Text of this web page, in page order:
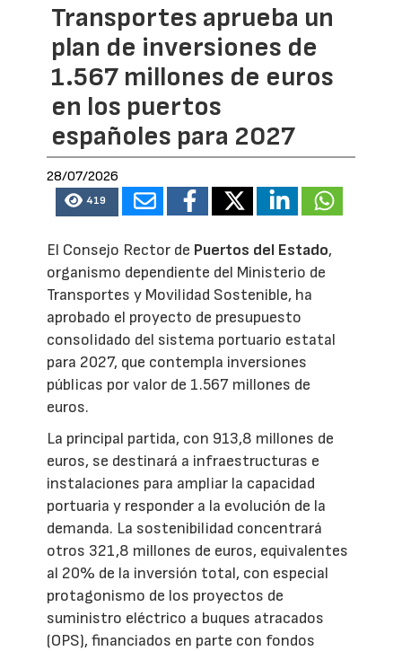
Transportes aprueba un
plan de inversiones de
1.567 millones de euros
en los puertos
españoles para 2027
28/07/2026
419
El Consejo Rector de Puertos del Estado,
organismo dependiente del Ministerio de
Transportes y Movilidad Sostenible, ha
aprobado el proyecto de presupuesto
consolidado del sistema portuario estatal
para 2027, que contempla inversiones
públicas por valor de 1.567 millones de
euros.
La principal partida, con 913,8 millones de
euros, se destinará a infraestructuras e
instalaciones para ampliar la capacidad
portuaria y responder a la evolución de la
demanda. La sostenibilidad concentrará
otros 321,8 millones de euros, equivalentes
al 20% de la inversión total, con especial
protagonismo de los proyectos de
suministro eléctrico a buques atracados
(OPS), financiados en parte con fondos